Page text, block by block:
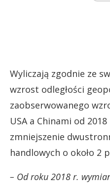
Wyliczają zgodnie ze
wzrost odległości
zaobserwowanego
USA a Chinami od
zmniejszenie
handlowych o około 2
– Od roku 2018 r.